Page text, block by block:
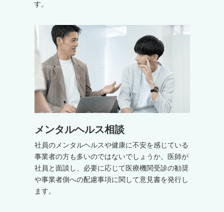
す。
メンタルヘルス相談
社員のメンタルヘルスや健康に不安を感じている
事業者の方も多いのではないでしょうか。医師が
社員と面談し、必要に応じて医療機関受診の勧奨
や事業者側への配慮事項に関して意見書を発行し
ます。